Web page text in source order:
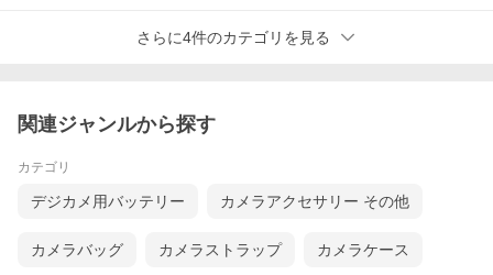
さらに4件のカテゴリを見る
関連ジャンルから探す
カテゴリ
デジカメ用バッテリー カメラアクセサリー その他
カメラバッグ カメラストラップ カメラケース